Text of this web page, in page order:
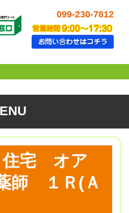
099-230-7812
住宅 オア
師 １Ｒ(Ａ